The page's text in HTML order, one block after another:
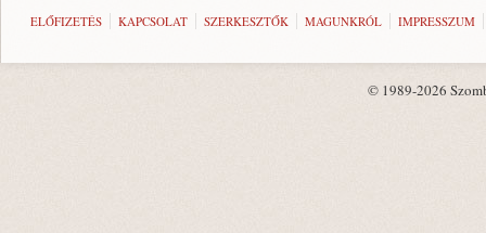
ELŐFIZETÉS KAPCSOLAT SZERKESZTŐK MAGUNKRÓL IMPRESSZUM
© 1989-2026